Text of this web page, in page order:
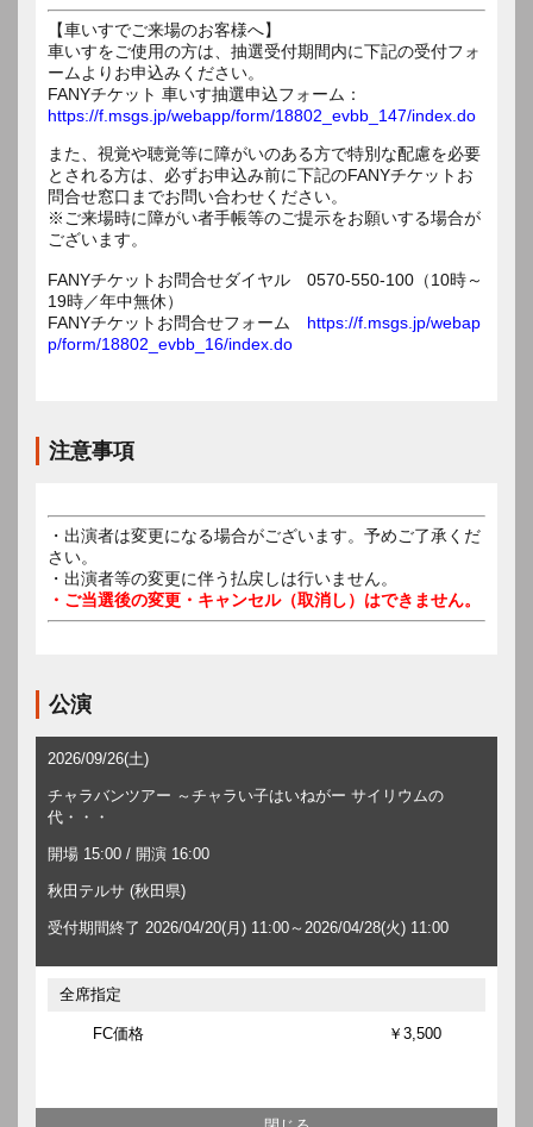
【車いすでご来場のお客様へ】
車いすをご使用の方は、抽選受付期間内に下記の受付フォ
ームよりお申込みください。
FANYチケット 車いす抽選申込フォーム：
https://f.msgs.jp/webapp/form/18802_evbb_147/index.do
また、視覚や聴覚等に障がいのある方で特別な配慮を必要
とされる方は、必ずお申込み前に下記のFANYチケットお
問合せ窓口までお問い合わせください。
※ご来場時に障がい者手帳等のご提示をお願いする場合が
ございます。
FANYチケットお問合せダイヤル 0570-550-100（10時～
19時／年中無休）
FANYチケットお問合せフォーム https://f.msgs.jp/webap
p/form/18802_evbb_16/index.do
注意事項
・出演者は変更になる場合がございます。予めご了承くだ
さい。
・出演者等の変更に伴う払戻しは行いません。
・ご当選後の変更・キャンセル（取消し）はできません。
公演
2026/09/26(土)
チャラバンツアー ～チャラい子はいねがー サイリウムの
代・・・
開場 15:00 / 開演 16:00
秋田テルサ (秋田県)
受付期間終了 2026/04/20(月) 11:00～2026/04/28(火) 11:00
全席指定
FC価格 ￥3,500